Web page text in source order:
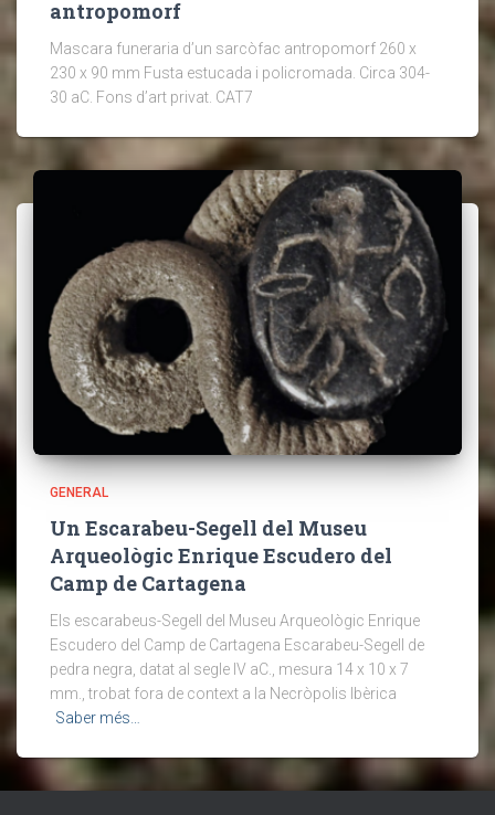
antropomorf
Mascara funeraria d’un sarcòfac antropomorf 260 x
230 x 90 mm Fusta estucada i policromada. Circa 304-
30 aC. Fons d’art privat. CAT7
GENERAL
Un Escarabeu-Segell del Museu
Arqueològic Enrique Escudero del
Camp de Cartagena
Els escarabeus-Segell del Museu Arqueològic Enrique
Escudero del Camp de Cartagena Escarabeu-Segell de
pedra negra, datat al segle IV aC., mesura 14 x 10 x 7
mm., trobat fora de context a la Necròpolis Ibèrica
Saber més…